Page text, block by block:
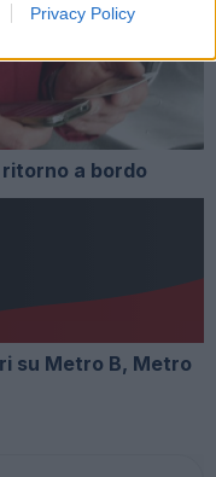
Privacy Policy
a bordo
su Metro B, Metro